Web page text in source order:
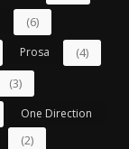
(6)
Prosa (4)
(3)
One Direction
(2)